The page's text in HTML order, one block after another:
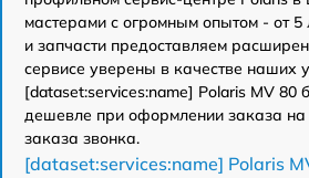
мастерами с огромным опытом - от
и запчасти предоставляем
сервисе уверены в качестве наших
[dataset:services:name] Polaris MV 80
дешевле при оформлении заказа
заказа звонка.
[dataset:services:name] Polaris